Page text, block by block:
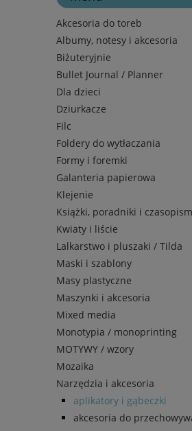
Akcesoria do toreb
Albumy, notesy i akcesoria
Biżuteryjnie
Bullet Journal / Planner
Dla dzieci
Dziurkacze
Filc
Foldery do wytłaczania
Formy i foremki
Galanteria papierowa
Klejenie
Książki, poradniki i
Kwiaty i liście
Lalkarstwo i pluszaki / Tilda
Maski i szablony
Masy plastyczne
Maszynki i akcesoria
Mixed media
Monotypia / monoprinting
MOTYWY / wzory
Mozaika
Narzędzia i akcesoria
aplikatory i gąbeczki
akcesoria do